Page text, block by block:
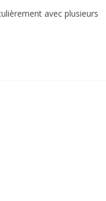
avec plusieurs